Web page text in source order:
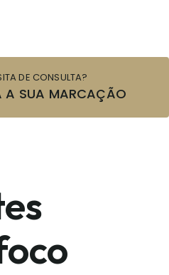
DE CONSULTA?
A SUA MARCAÇÃO